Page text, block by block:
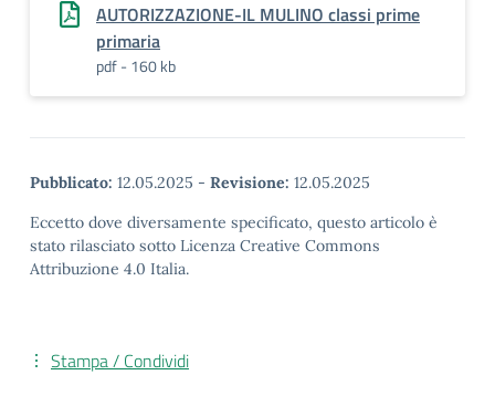
AUTORIZZAZIONE-IL MULINO classi prime
primaria
pdf - 160 kb
Pubblicato: 12.05.2025 - Revisione: 12.05.2025
Eccetto dove diversamente specificato, questo articolo è
stato rilasciato sotto Licenza Creative Commons
Attribuzione 4.0 Italia.
Stampa / Condividi